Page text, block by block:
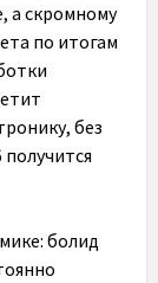
а скромному
по итогам
без
болид